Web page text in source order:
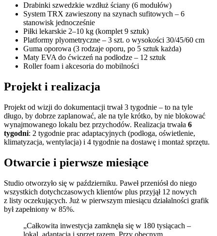
Drabinki szwedzkie wzdłuż ściany (6 modułów)
System TRX zawieszony na szynach sufitowych – 6
stanowisk jednocześnie
Piłki lekarskie 2–10 kg (komplet 9 sztuk)
Platformy plyometryczne – 3 szt. o wysokości 30/45/60 cm
Guma oporowa (3 rodzaje oporu, po 5 sztuk każda)
Maty EVA do ćwiczeń na podłodze – 12 sztuk
Roller foam i akcesoria do mobilności
Projekt i realizacja
Projekt od wizji do dokumentacji trwał 3 tygodnie – to na tyle
długo, by dobrze zaplanować, ale na tyle krótko, by nie blokować
wynajmowanego lokalu bez przychodów. Realizacja trwała 6
tygodni: 2 tygodnie prac adaptacyjnych (podłoga, oświetlenie,
klimatyzacja, wentylacja) i 4 tygodnie na dostawę i montaż sprzętu.
Otwarcie i pierwsze miesiące
Studio otworzyło się w październiku. Paweł przeniósł do niego
wszystkich dotychczasowych klientów plus przyjął 12 nowych
z listy oczekujących. Już w pierwszym miesiącu działalności grafik
był zapełniony w 85%.
„Całkowita inwestycja zamknęła się w 180 tysiącach –
lokal, adaptacja i sprzęt razem. Przy obecnym